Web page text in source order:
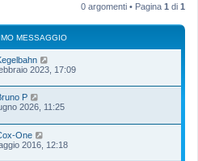
0 argomenti • Pagina 1 di 1
MESSAGGIO
2023, 17:09
P
2026, 11:25
One
2016, 12:18